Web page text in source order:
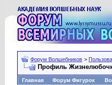
Форум Волшебников >
Профиль
Главная Форум Фигурок